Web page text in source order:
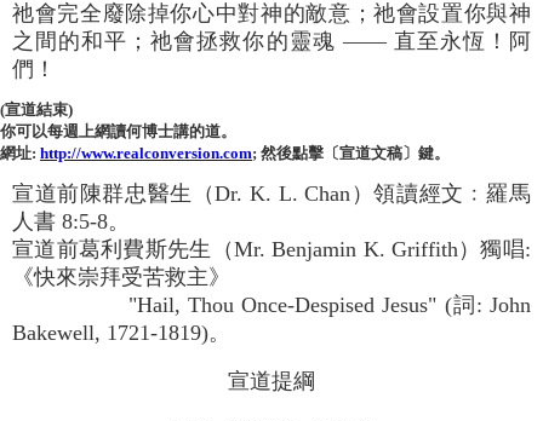
祂會完全廢除掉你心中對神的敵意；祂會設置你與神
之間的和平；祂會拯救你的靈魂 —— 直至永恆！阿
們！
(宣道結束)
你可以每週上網讀何博士講的道。
網址: http://www.realconversion.com; 然後點擊〔宣道文稿〕鍵。
宣道前陳群忠醫生（Dr. K. L. Chan）領讀經文﹕羅馬
人書 8:5-8。
宣道前葛利費斯先生（Mr. Benjamin K. Griffith）獨唱:
《快來崇拜受苦救主》
"Hail, Thou Once-Despised Jesus" (詞: John
Bakewell, 1721-1819)。
宣道提綱